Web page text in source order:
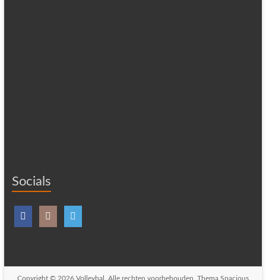
Socials
Copyright © 2026 Volleybal . Alle rechten voorbehouden. Thema Spacious